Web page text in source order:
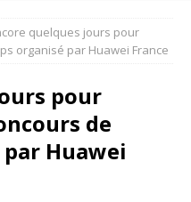
quelques jours pour
organisé par Huawei France
pour
de
Huawei